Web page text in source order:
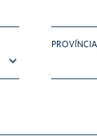
PROVÍNCIA